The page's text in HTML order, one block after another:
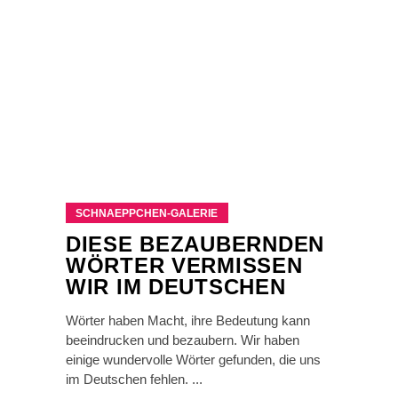
SCHNAEPPCHEN-GALERIE
DIESE BEZAUBERNDEN
WÖRTER VERMISSEN
WIR IM DEUTSCHEN
Wörter haben Macht, ihre Bedeutung kann
beeindrucken und bezaubern. Wir haben
einige wundervolle Wörter gefunden, die uns
im Deutschen fehlen.